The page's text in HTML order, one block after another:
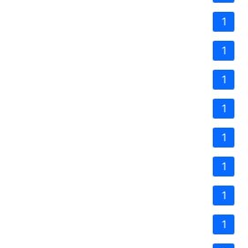
1
1
1
1
1
1
1
1